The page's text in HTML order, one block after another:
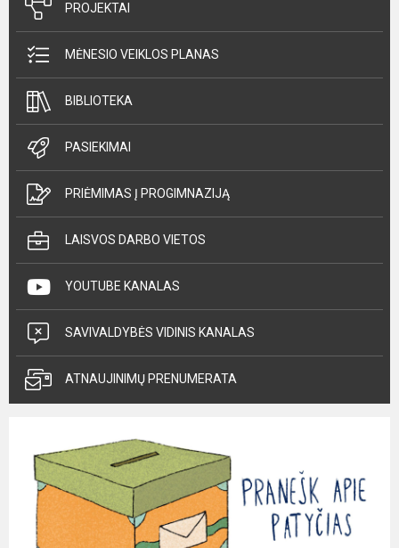
PROJEKTAI
MĖNESIO VEIKLOS PLANAS
BIBLIOTEKA
PASIEKIMAI
PRIĖMIMAS Į PROGIMNAZIJĄ
LAISVOS DARBO VIETOS
YOUTUBE KANALAS
SAVIVALDYBĖS VIDINIS KANALAS
ATNAUJINIMŲ PRENUMERATA